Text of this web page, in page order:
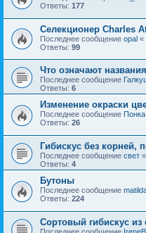
Ответы: 177
Селекционер Charles
Последнее сообщение opal «
Ответы: 99
Что означают
Последнее сообщение
Ответы: 6
Изменение окраски
Последнее сообщение Понка
Ответы: 26
Гибискус без корней,
Последнее сообщение свет «
Ответы: 4
Бутоны
Последнее сообщение
Ответы: 224
Сортовый гибискус
Последнее сообщение IreneB